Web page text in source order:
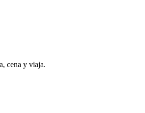
cena y viaja.